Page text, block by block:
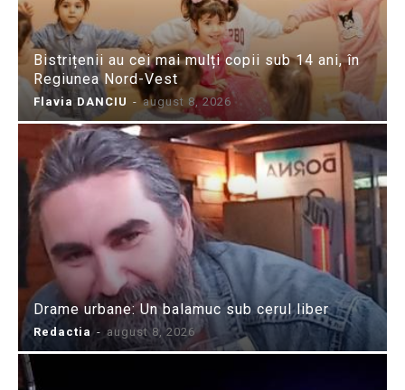
Bistrițenii au cei mai mulți copii sub 14 ani, în
Regiunea Nord-Vest
Flavia DANCIU - august 8, 2026
Drame urbane: Un balamuc sub cerul liber
Redactia - august 8, 2026